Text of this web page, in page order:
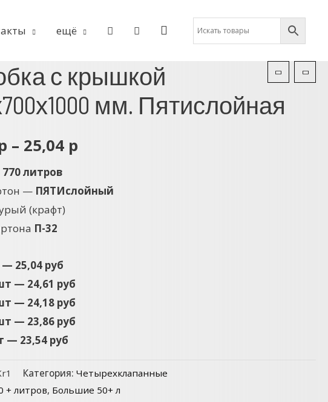
ещё
с крышкой
мм. Пятислойная
– 25,04 р
770 литров
— ПЯТИслойный
(крафт)
П-32
25,04 руб
— 24,61 руб
— 24,18 руб
— 23,86 руб
— 23,54 руб
Категория:Четырехклапанные
+ литров, Большие 50+ л